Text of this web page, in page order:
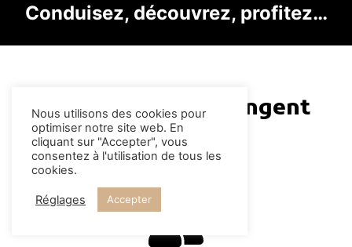
Conduisez, découvrez, profitez…
Les détails qui changent
tout
Nous utilisons des cookies pour
optimiser notre site web. En
cliquant sur "Accepter", vous
consentez à l'utilisation de tous les
cookies.
Réglages Accepter